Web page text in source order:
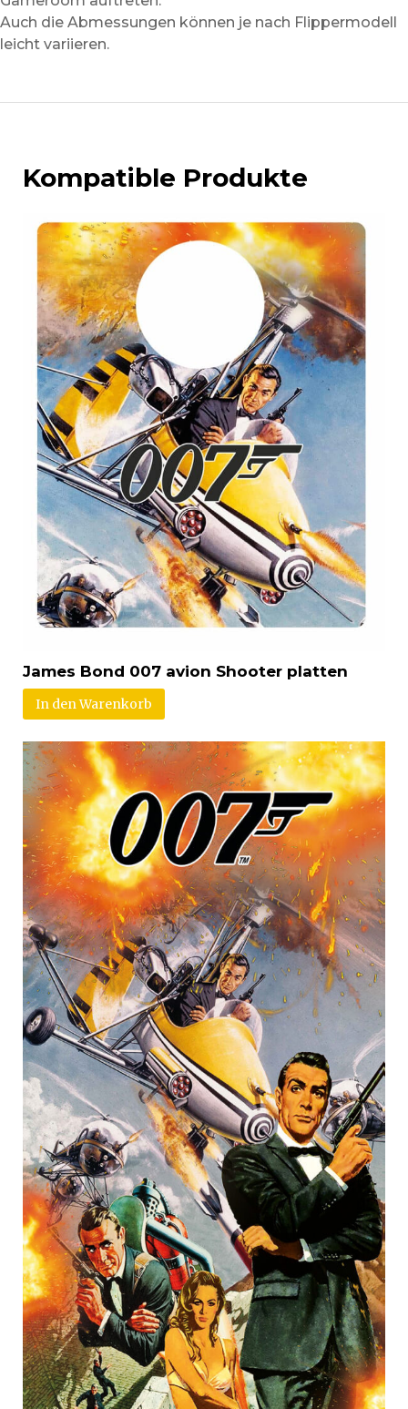
Auch die Abmessungen können je nach Flippermodell
leicht variieren.
Kompatible Produkte
James Bond 007 avion Shooter platten
In den Warenkorb